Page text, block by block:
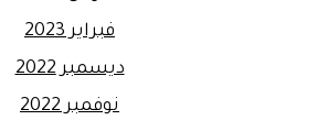
فبراير 2023
ديسمبر 2022
نوفمبر 2022